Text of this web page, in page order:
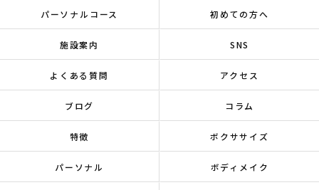
パーソナルコース 初めての方へ
施設案内 SNS
よくある質問 アクセス
ブログ コラム
特徴 ボクササイズ
パーソナル ボディメイク